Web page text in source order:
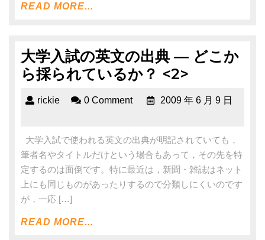
READ MORE...
大学入試の英文の出典 ― どこか
ら採られているか？ <2>
rickie 0 Comment 2009 年 6 月 9 日
大学入試で使われる英文の出典が明記されていても，
筆者名やタイトルだけという場合もあって，その先を特
定するのは面倒です。特に最近は，新聞・雑誌はネット
上にも同じものがあったりするので分類しにくいのです
が，一応 […]
READ MORE...